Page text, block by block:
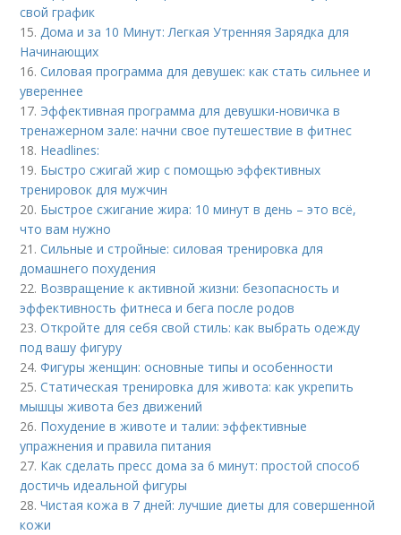
свой график
15.Дома и за 10 Минут: Легкая Утренняя Зарядка для
Начинающих
16.Силовая программа для девушек: как стать сильнее и
увереннее
17. Эффективная программа для девушки-новичка в
тренажерном зале: начни свое путешествие в фитнес
18. Headlines:
19. Быстро сжигай жир с помощью эффективных
тренировок для мужчин
20. Быстрое сжигание жира: 10 минут в день – это всё,
что вам нужно
21.Сильные и стройные: силовая тренировка для
домашнего похудения
22. Возвращение к активной жизни: безопасность и
эффективность фитнеса и бега после родов
23.Откройте для себя свой стиль: как выбрать одежду
под вашу фигуру
24.Фигуры женщин: основные типы и особенности
25.Статическая тренировка для живота: как укрепить
мышцы живота без движений
26. Похудение в животе и талии: эффективные
упражнения и правила питания
27. Как сделать пресс дома за 6 минут: простой способ
достичь идеальной фигуры
28.Чистая кожа в 7 дней: лучшие диеты для совершенной
кожи